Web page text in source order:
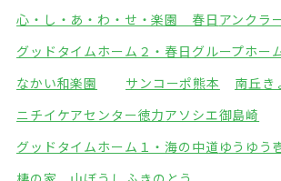
心・し・あ・わ・せ・楽園 春日 アンクラ
グッドタイムホーム２・春日 グループホー
なかい和楽園
サンコーポ熊本
南丘き
ニチイケアセンター徳力アソシエ御島崎
グッドタイムホーム１・海の中道ゆうゆう